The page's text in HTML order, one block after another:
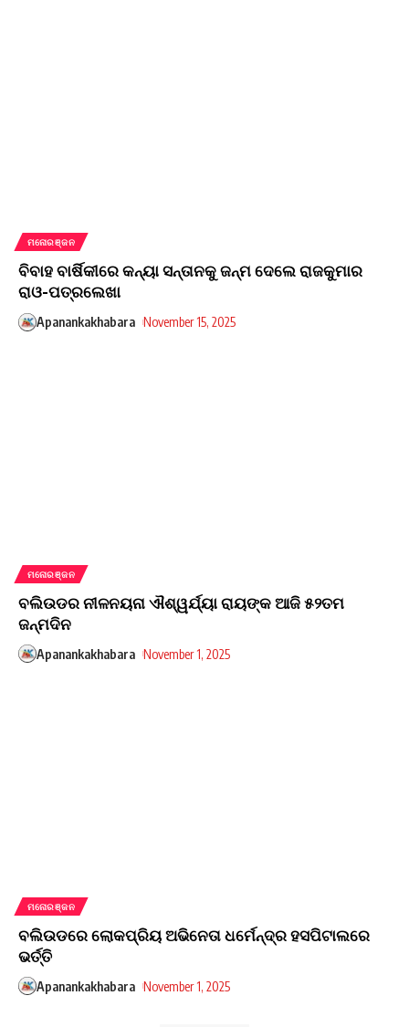
ମନୋରଞ୍ଜନ
ବିବାହ ବାର୍ଷିକୀରେ କନ୍ୟା ସନ୍ତାନକୁ ଜନ୍ମ ଦେଲେ ରାଜକୁମାର
ରାଓ-ପତ୍ରଲେଖା
Apanankakhabara November 15, 2025
ମନୋରଞ୍ଜନ
ବଲିଉଡର ନୀଳନୟନା ଐଶ୍ୱର୍ଯ୍ୟା ରାୟଙ୍କ ଆଜି ୫୨ତମ
ଜନ୍ମଦିନ
Apanankakhabara November 1, 2025
ମନୋରଞ୍ଜନ
ବଲିଉଡରେ ଲୋକପ୍ରିୟ ଅଭିନେତା ଧର୍ମେନ୍ଦ୍ର ହସପିଟାଲରେ
ଭର୍ତ୍ତି
Apanankakhabara November 1, 2025